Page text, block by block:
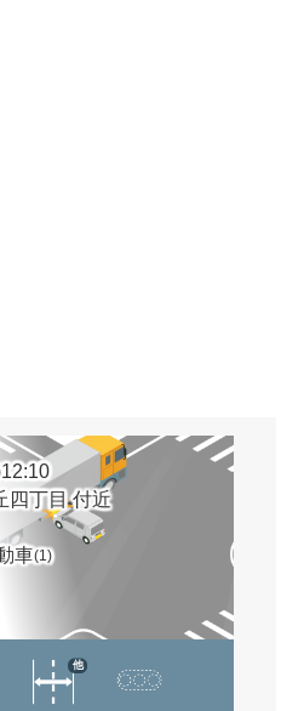
四丁目 付近
車(1)
他